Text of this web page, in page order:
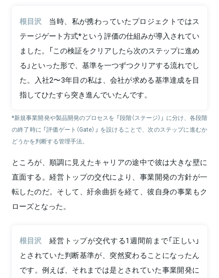
根目沢
当時、私が携わっていたプロジェクトではス
テージゲート方式*という評価の仕組みが導入されてい
ました。「この検証をクリアしたら次のステップに進め
る」といった形で、基準を一つずつクリアする流れでし
た。入社2〜3年目の私は、会社が求める基準達成を目
指してひたすら突き進んでいたんです。
*新規事業開発や製品開発のプロセスを 「段階（ステージ）」 に分け、各段階
の終了時に 「評価ゲート（Gate）」 を設けることで、次のステップに進むか
どうかを判断する管理手法。
ところが、順調に見えたキャリアの途中で彼は大きな壁に
直面する。経営トップの交代により、事業開発の方針が一
転したのだ。そして、紆余曲折を経て、彼自身の事業もク
ローズとなった。
根目沢
経営トップが交代する1週間前まで「正しい」
とされていた判断基準が、突然変わることになったん
です。例えば、それまでは是とされていた事業開発に